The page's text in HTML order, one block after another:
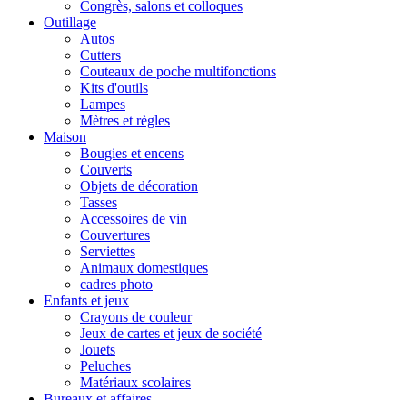
Congrès, salons et colloques
Outillage
Autos
Cutters
Couteaux de poche multifonctions
Kits d'outils
Lampes
Mètres et règles
Maison
Bougies et encens
Couverts
Objets de décoration
Tasses
Accessoires de vin
Couvertures
Serviettes
Animaux domestiques
cadres photo
Enfants et jeux
Crayons de couleur
Jeux de cartes et jeux de société
Jouets
Peluches
Matériaux scolaires